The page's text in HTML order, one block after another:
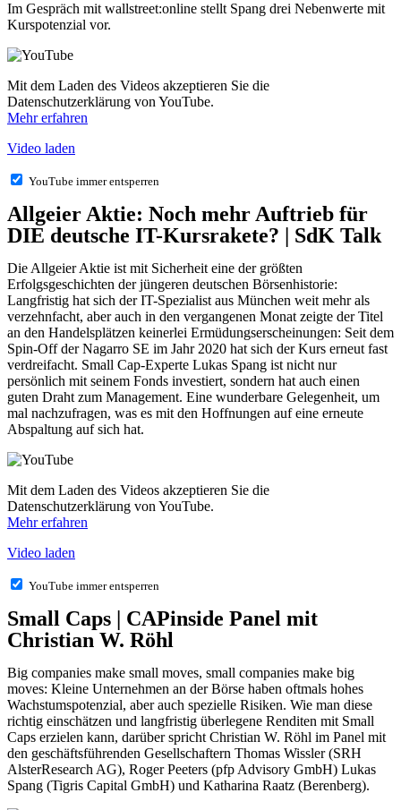
Im Gespräch mit wallstreet:online stellt Spang drei Nebenwerte mit
Kurspotenzial vor.
Mit dem Laden des Videos akzeptieren Sie die
Datenschutzerklärung von YouTube.
Mehr erfahren
Video laden
YouTube immer entsperren
Allgeier Aktie: Noch mehr Auftrieb für
DIE deutsche IT-Kursrakete? | SdK Talk
Die Allgeier Aktie ist mit Sicherheit eine der größten
Erfolgsgeschichten der jüngeren deutschen Börsenhistorie:
Langfristig hat sich der IT-Spezialist aus München weit mehr als
verzehnfacht, aber auch in den vergangenen Monat zeigte der Titel
an den Handelsplätzen keinerlei Ermüdungserscheinungen: Seit dem
Spin-Off der Nagarro SE im Jahr 2020 hat sich der Kurs erneut fast
verdreifacht. Small Cap-Experte Lukas Spang ist nicht nur
persönlich mit seinem Fonds investiert, sondern hat auch einen
guten Draht zum Management. Eine wunderbare Gelegenheit, um
mal nachzufragen, was es mit den Hoffnungen auf eine erneute
Abspaltung auf sich hat.
Mit dem Laden des Videos akzeptieren Sie die
Datenschutzerklärung von YouTube.
Mehr erfahren
Video laden
YouTube immer entsperren
Small Caps | CAPinside Panel mit
Christian W. Röhl
Big companies make small moves, small companies make big
moves: Kleine Unternehmen an der Börse haben oftmals hohes
Wachstumspotenzial, aber auch spezielle Risiken. Wie man diese
richtig einschätzen und langfristig überlegene Renditen mit Small
Caps erzielen kann, darüber spricht Christian W. Röhl im Panel mit
den geschäftsführenden Gesellschaftern Thomas Wissler (SRH
AlsterResearch AG), Roger Peeters (pfp Advisory GmbH) Lukas
Spang (Tigris Capital GmbH) und Katharina Raatz (Berenberg).